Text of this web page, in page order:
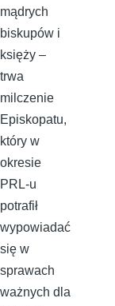
mądrych
biskupów i
księży –
trwa
milczenie
Episkopatu,
który w
okresie
PRL-u
potrafił
wypowiadać
się w
sprawach
ważnych dla